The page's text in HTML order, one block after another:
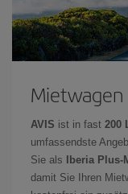
Mietwagen
AVIS ist in fast 200
umfassendste
Sie als
Iberia Plus-
damit Sie Ihren